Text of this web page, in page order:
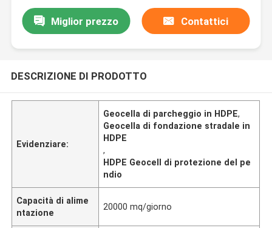
Miglior prezzo Contattici
DESCRIZIONE DI PRODOTTO
Evidenziare:
Geocella di parcheggio in HDPE,
Geocella di fondazione stradale in
HDPE
,
HDPE Geocell di protezione del pe
ndio
Capacità di alime
ntazione
20000 mq/giorno